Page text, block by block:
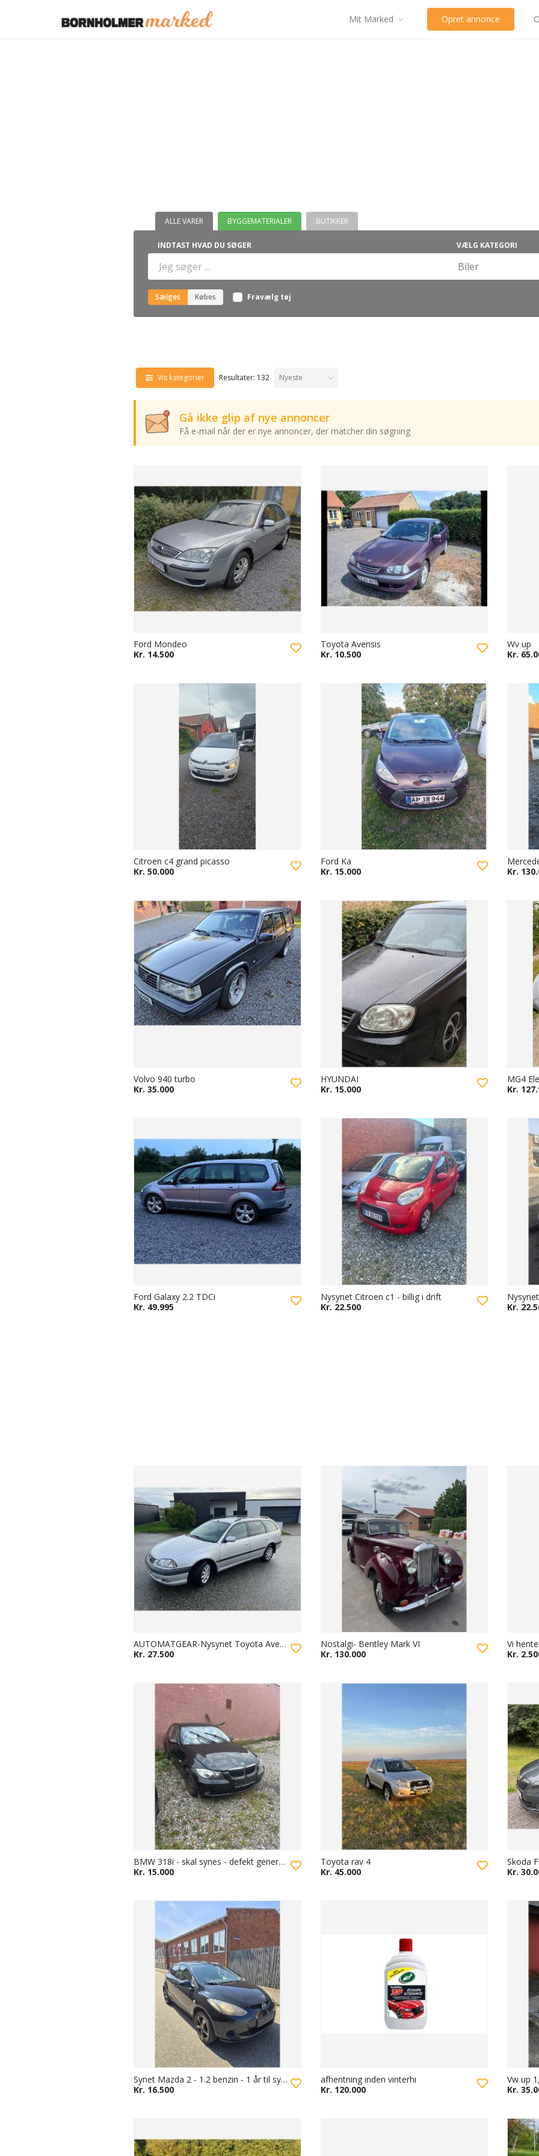
Mit Marked Opret annonce
ALLE VARER BYGGEMATERIALER BUTIKKER
INDTAST HVAD DU SØGER VÆLG KATEGORI
Sælges Købes Fravælg tøj
Vis kategorier Resultater: 132
Gå ikke glip af nye annoncer
Få e-mail når der er nye annoncer, der matcher din søgning
Ford Mondeo
Kr. 14.500
Toyota Avensis
Kr. 10.500
Wv up
Kr.
Citroen c4 grand picasso
Kr. 50.000
Ford Ka
Kr. 15.000
Kr.
Volvo 940 turbo
Kr. 35.000
HYUNDAI
Kr. 15.000
MG4
Kr.
Ford Galaxy 2.2 TDCi
Kr. 49.995
Nysynet Citroen c1 - billig i drift
Kr. 22.500
Kr.
AUTOMATGEAR-Nysynet Toyota Avensis 1.8 benzin
Kr. 27.500
Nostalgi- Bentley Mark VI
Kr. 130.000
Vi
Kr.
BMW 318i - skal synes - defekt generator
Kr. 15.000
Toyota rav 4
Kr. 45.000
Skoda
Kr.
Synet Mazda 2 - 1.2 benzin - 1 år til syn med træk
Kr. 16.500
afhentning inden vinterhi
Kr. 120.000
Vw up
Kr.